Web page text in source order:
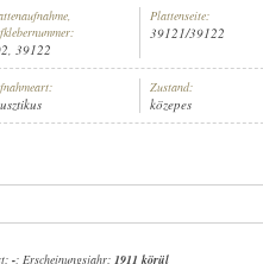
39122
Plattenseite:
39121/39122
Zustand:
közepes
-; Erscheinungsjahr: 1911 körül